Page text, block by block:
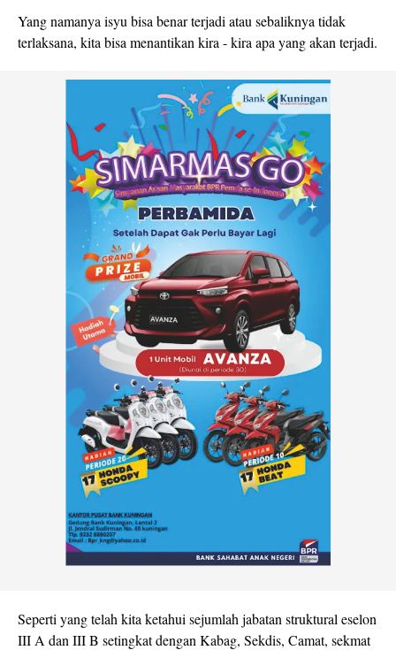
Yang namanya isyu bisa benar terjadi atau sebaliknya tidak
terlaksana, kita bisa menantikan kira - kira apa yang akan terjadi.
Seperti yang telah kita ketahui sejumlah jabatan struktural eselon
III A dan III B setingkat dengan Kabag, Sekdis, Camat, sekmat